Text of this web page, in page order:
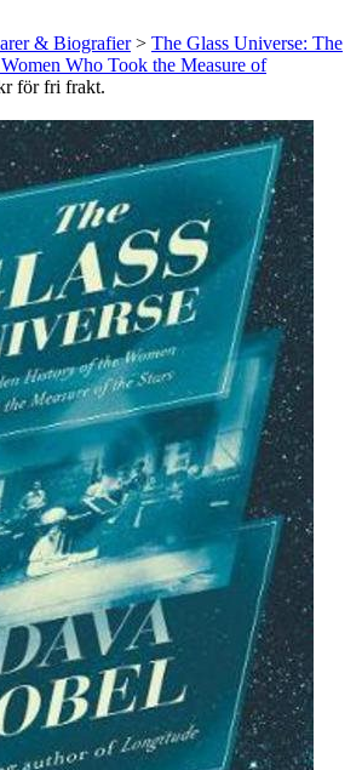
& Biografier> The Glass Universe: The
Who Took the Measure of
för fri frakt.